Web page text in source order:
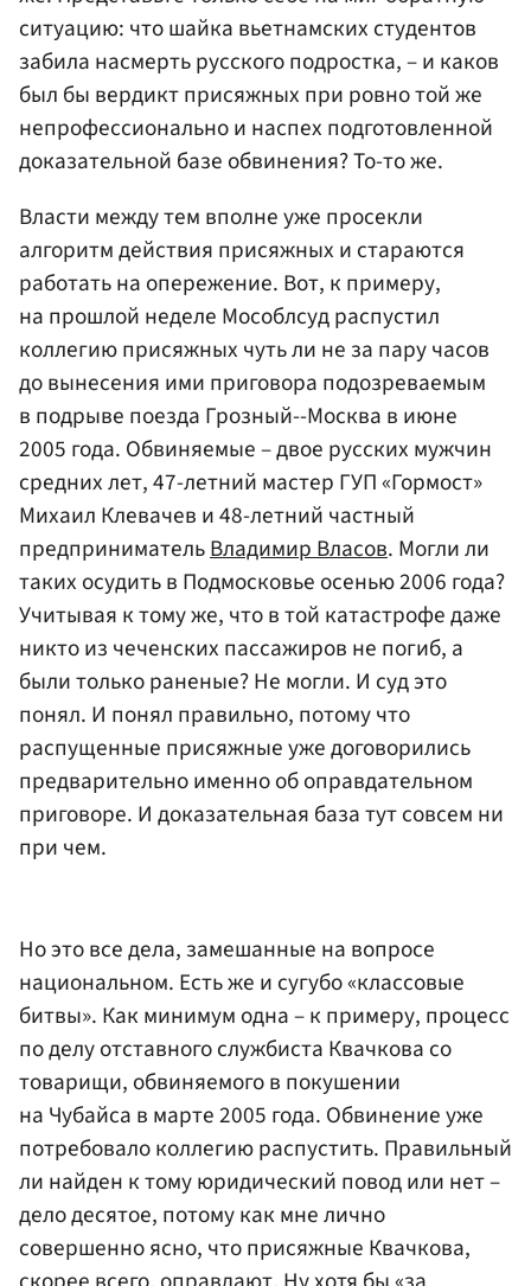
ситуацию: что шайка вьетнамских студентов
забила насмерть русского подростка, – и каков
был бы вердикт присяжных при ровно той же
непрофессионально и наспех подготовленной
доказательной базе обвинения? То-то же.
Власти между тем вполне уже просекли
алгоритм действия присяжных и стараются
работать на опережение. Вот, к примеру,
на прошлой неделе Мособлсуд распустил
коллегию присяжных чуть ли не за пару часов
до вынесения ими приговора подозреваемым
в подрыве поезда Грозный--Москва в июне
2005 года. Обвиняемые – двое русских мужчин
средних лет, 47-летний мастер ГУП «Гормост»
Михаил Клевачев и 48-летний частный
предпринимательВладимир Власов. Могли ли
таких осудить в Подмосковье осенью 2006 года?
Учитывая к тому же, что в той катастрофе даже
никто из чеченских пассажиров не погиб, а
были только раненые? Не могли. И суд это
понял. И понял правильно, потому что
распущенные присяжные уже договорились
предварительно именно об оправдательном
приговоре. И доказательная база тут совсем ни
при чем.
Но это все дела, замешанные на вопросе
национальном. Есть же и сугубо «классовые
битвы». Как минимум одна – к примеру, процесс
по делу отставного службиста Квачкова со
товарищи, обвиняемого в покушении
на Чубайса в марте 2005 года. Обвинение уже
потребовало коллегию распустить. Правильный
ли найден к тому юридический повод или нет –
дело десятое, потому как мне лично
совершенно ясно, что присяжные Квачкова,